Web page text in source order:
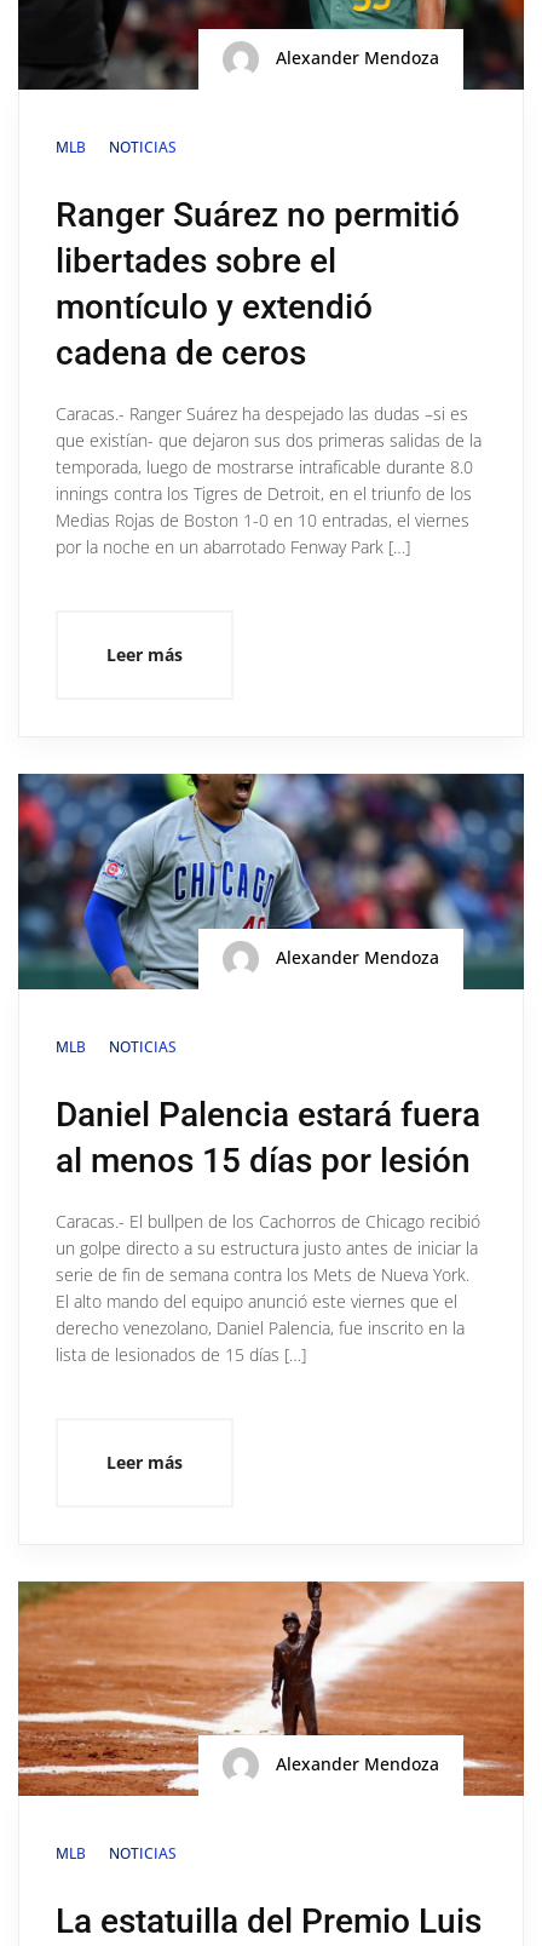
Alexander Mendoza
MLB NOTICIAS
Ranger Suárez no permitió
libertades sobre el
montículo y extendió
cadena de ceros
Caracas.- Ranger Suárez ha despejado las dudas –si es
que existían- que dejaron sus dos primeras salidas de la
temporada, luego de mostrarse intraficable durante 8.0
innings contra los Tigres de Detroit, en el triunfo de los
Medias Rojas de Boston 1-0 en 10 entradas, el viernes
por la noche en un abarrotado Fenway Park […]
Leer más
Alexander Mendoza
MLB NOTICIAS
Daniel Palencia estará fuera
al menos 15 días por lesión
Caracas.- El bullpen de los Cachorros de Chicago recibió
un golpe directo a su estructura justo antes de iniciar la
serie de fin de semana contra los Mets de Nueva York.
El alto mando del equipo anunció este viernes que el
derecho venezolano, Daniel Palencia, fue inscrito en la
lista de lesionados de 15 días […]
Leer más
Alexander Mendoza
MLB NOTICIAS
La estatuilla del Premio Luis